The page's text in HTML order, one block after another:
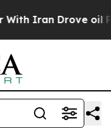
Drove oil